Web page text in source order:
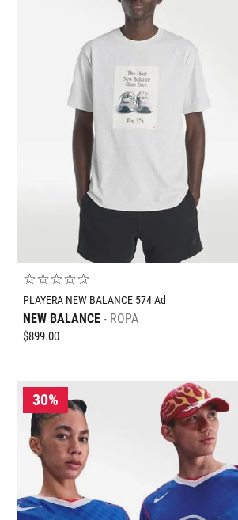
Tallas Ropa
CH G
AGREGAR AL CARRITO
Tallas Ropa
☆☆☆☆☆
PLAYERA NEW BALANCE 574 Ad
NEW BALANCE ROPA
$899.00